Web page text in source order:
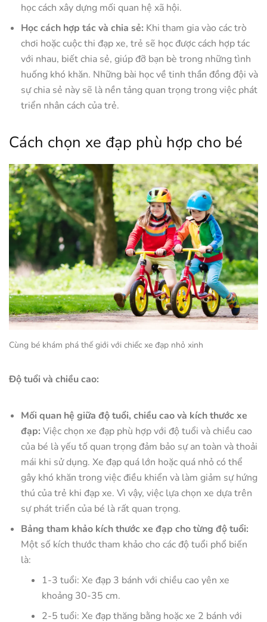
học cách xây dựng mối quan hệ xã hội.
Học cách hợp tác và chia sẻ: Khi tham gia vào các trò
chơi hoặc cuộc thi đạp xe, trẻ sẽ học được cách hợp tác
với nhau, biết chia sẻ, giúp đỡ bạn bè trong những tình
huống khó khăn. Những bài học về tinh thần đồng đội và
sự chia sẻ này sẽ là nền tảng quan trọng trong việc phát
triển nhân cách của trẻ.
Cách chọn xe đạp phù hợp cho bé
Cùng bé khám phá thế giới với chiếc xe đạp nhỏ xinh
Độ tuổi và chiều cao:
Mối quan hệ giữa độ tuổi, chiều cao và kích thước xe
đạp: Việc chọn xe đạp phù hợp với độ tuổi và chiều cao
của bé là yếu tố quan trọng đảm bảo sự an toàn và thoải
mái khi sử dụng. Xe đạp quá lớn hoặc quá nhỏ có thể
gây khó khăn trong việc điều khiển và làm giảm sự hứng
thú của trẻ khi đạp xe. Vì vậy, việc lựa chọn xe dựa trên
sự phát triển của bé là rất quan trọng.
Bảng tham khảo kích thước xe đạp cho từng độ tuổi:
Một số kích thước tham khảo cho các độ tuổi phổ biến
là:
1-3 tuổi: Xe đạp 3 bánh với chiều cao yên xe
khoảng 30-35 cm.
2-5 tuổi: Xe đạp thăng bằng hoặc xe 2 bánh với